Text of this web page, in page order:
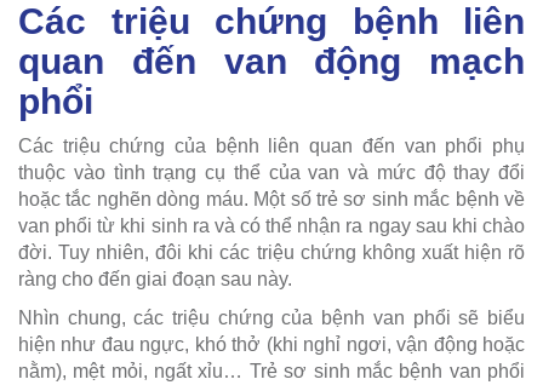
Các triệu chứng bệnh liên
quan đến van động mạch
phổi
Các triệu chứng của bệnh liên quan đến van phổi phụ
thuộc vào tình trạng cụ thể của van và mức độ thay đổi
hoặc tắc nghẽn dòng máu. Một số trẻ sơ sinh mắc bệnh về
van phổi từ khi sinh ra và có thể nhận ra ngay sau khi chào
đời. Tuy nhiên, đôi khi các triệu chứng không xuất hiện rõ
ràng cho đến giai đoạn sau này.
Nhìn chung, các triệu chứng của bệnh van phổi sẽ biểu
hiện như đau ngực, khó thở (khi nghỉ ngơi, vận động hoặc
nằm), mệt mỏi, ngất xỉu… Trẻ sơ sinh mắc bệnh van phổi